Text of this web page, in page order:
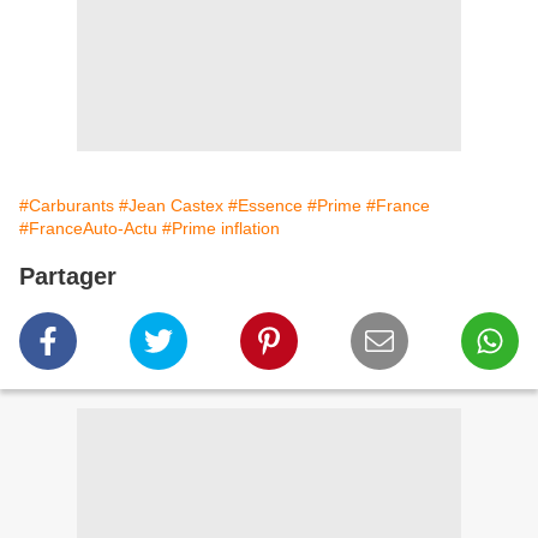
#Carburants #Jean Castex #Essence #Prime #France
#FranceAuto-Actu #Prime inflation
Partager